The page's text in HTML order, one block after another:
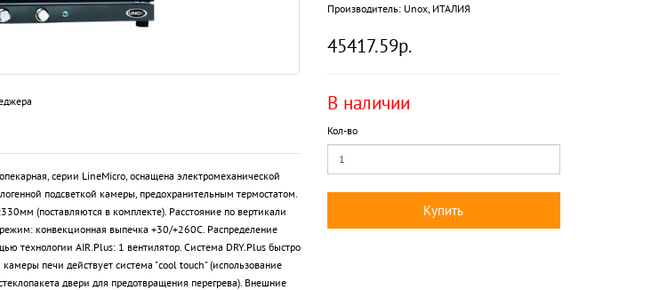
Производитель: Unox, ИТАЛИЯ
45417.59р.
В наличии
Кол-во
Купить
серии LineMicro, оснащена электромеханической
подсветкой камеры, предохранительным термостатом.
(поставляются в комплекте). Расстояние по вертикали
конвекционная выпечка +30/+260С. Распределение
технологии AIR.Plus: 1 вентилятор. Система DRY.Plus быстро
печи действует система "cool touch" (использование
двери для предотвращения перегрева). Внешние